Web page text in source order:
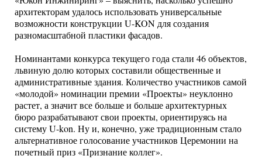
архитекторам удалось использовать универсальные
возможности конструкции U-KON для создания
разномасштабной пластики фасадов.
Номинантами конкурса текущего года стали 46 объектов,
львиную долю которых составили общественные и
административные здания. Количество участников самой
«молодой» номинации премии «Проекты» неуклонно
растет, а значит все больше и больше архитектурных
бюро разрабатывают свои проекты, ориентируясь на
систему U-kon. Ну и, конечно, уже традиционным стало
альтернативное голосование участников Церемонии на
почетный приз «Признание коллег».